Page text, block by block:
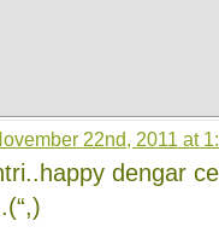
22nd, 2011 at
dengar